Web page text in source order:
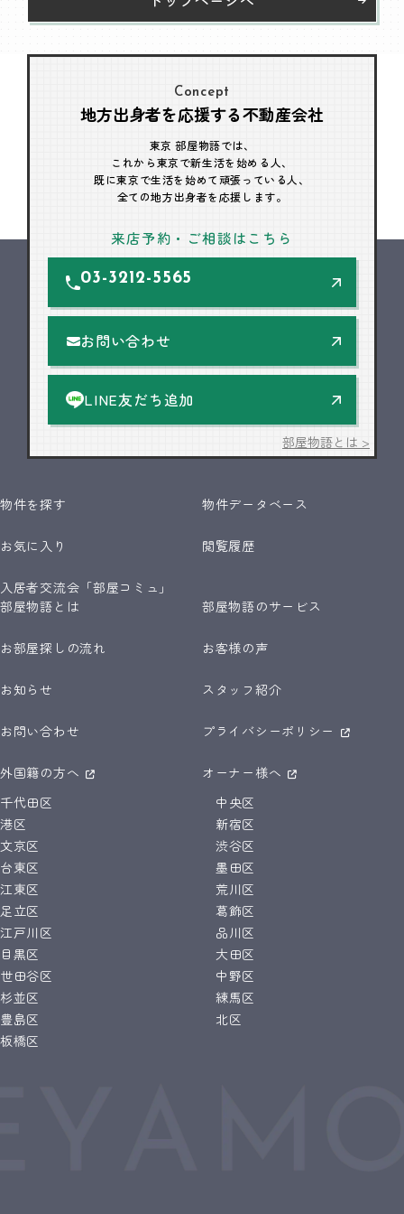
Concept
地方出身者を応援する不動産会社
東京 部屋物語では、
これから東京で新生活を始める人、
既に東京で生活を始めて頑張っている人、
全ての地方出身者を応援します。
来店予約・ご相談はこちら
03-3212-5565
お問い合わせ
LINE友だち追加
部屋物語とは >
物件を探す 物件データベース
お気に入り 閲覧履歴
入居者交流会「部屋コミュ」
部屋物語とは
部屋物語のサービス
お部屋探しの流れ お客様の声
お知らせ スタッフ紹介
お問い合わせ プライバシーポリシー
外国籍の方へ
オーナー様へ
千代田区
中央区
港区
新宿区
文京区
渋谷区
台東区
墨田区
江東区
荒川区
足立区
葛飾区
江戸川区
品川区
目黒区
大田区
世田谷区
中野区
杉並区
練馬区
豊島区
北区
板橋区